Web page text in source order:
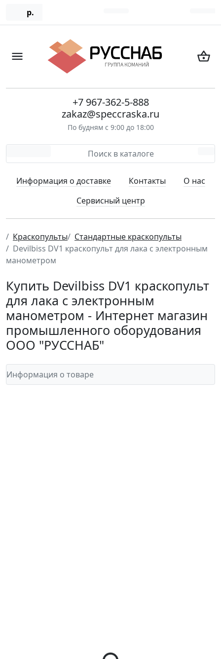
р.
+7 967-362-5-888
zakaz@speccraska.ru
По будням с 9:00 до 18:00
Информация о доставке Контакты
О нас
Сервисный центр
Краскопульты
Стандартные краскопульты
Devilbiss DV1 краскопульт для лака c электронным
манометром
Купить Devilbiss DV1 краскопульт
для лака c электронным
манометром - Интернет магазин
промышленного оборудования
ООО "РУССНАБ"
Информация о товаре